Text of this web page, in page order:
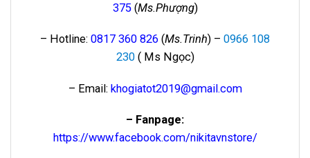
375(Ms.Phượng)
– Hotline: 0817 360 826 (Ms.Trinh) – 0966 108
230( Ms Ngọc)
– Email: khogiatot2019@gmail.com
– Fanpage:
https://www.facebook.com/nikitavnstore/